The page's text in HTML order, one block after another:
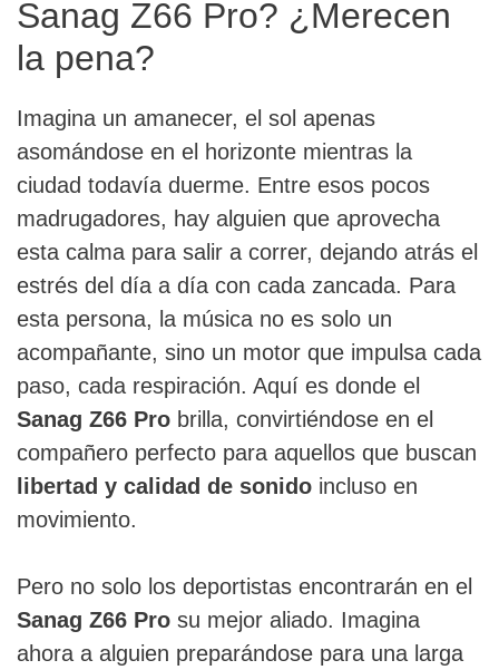
Sanag Z66 Pro? ¿Merecen
la pena?
Imagina un amanecer, el sol apenas
asomándose en el horizonte mientras la
ciudad todavía duerme. Entre esos pocos
madrugadores, hay alguien que aprovecha
esta calma para salir a correr, dejando atrás el
estrés del día a día con cada zancada. Para
esta persona, la música no es solo un
acompañante, sino un motor que impulsa cada
paso, cada respiración. Aquí es donde el
Sanag Z66 Pro brilla, convirtiéndose en el
compañero perfecto para aquellos que buscan
libertad y calidad de sonido incluso en
movimiento.
Pero no solo los deportistas encontrarán en el
Sanag Z66 Pro su mejor aliado. Imagina
ahora a alguien preparándose para una larga